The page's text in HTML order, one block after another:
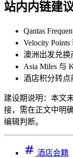
站内内链建
Qantas
Velocity
澳洲出发兑换
Asia Miles 与
酒店积分转点
建设期说明：本文
接，需在正文中明
编辑判断。
酒店会籍